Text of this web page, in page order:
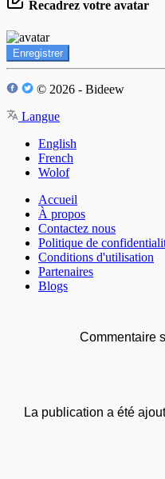
Recadrez votre avatar
Enregistrer
© 2026 - Bideew
Langue
English
French
Wolof
Accueil
À propos
Contactez nous
Politique de
Conditions d'utilisation
Partenaires
Blogs
Commentaire
La publication a été